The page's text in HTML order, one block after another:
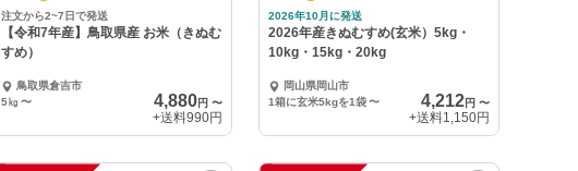
注文から2~7日で発送
【令和7年産】鳥取県産 お米（きぬむ
すめ）
鳥取県倉吉市
5㎏ 〜 4,880円〜
+送料990円
2026年10月に発送
2026年産きぬむすめ(玄米）5kg・
10kg・15kg・20kg
岡山県岡山市
1箱に玄米5kgを1袋〜 4,212円 〜
+送料1,150円